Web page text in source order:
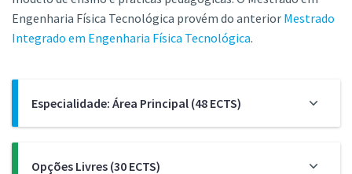
Engenharia Física Tecnológica provém do anterior Mestrado
Integrado em Engenharia Física Tecnológica.
Especialidade: Área Principal (48 ECTS)
O Mestrado em Engenharia Física Tecnológica ( Major)
Opções Livres (30 ECTS)